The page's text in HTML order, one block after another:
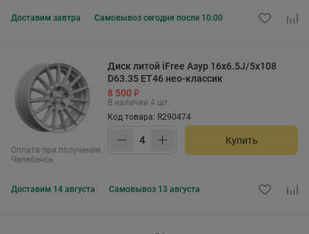
Доставим завтра Самовывоз сегодня после 10:00
Оплата при получении
Челябинск
Диск литой iFree Азур 16x6.5J/5x108
D63.35 ET46 нео-классик
8 500 ₽
В наличии 4 шт.
Код товара: R290474
Купить
Доставим 14 августа Самовывоз 13 августа